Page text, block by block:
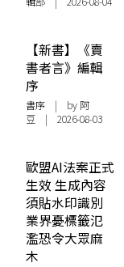
【新書】《賣
書者言》編輯
序
書序 | by 阿
豆 | 2026-08-03
歐盟AI法案正式
生效 生成內容
須貼水印識別
業界憂標籤氾
濫恐令大眾麻
木